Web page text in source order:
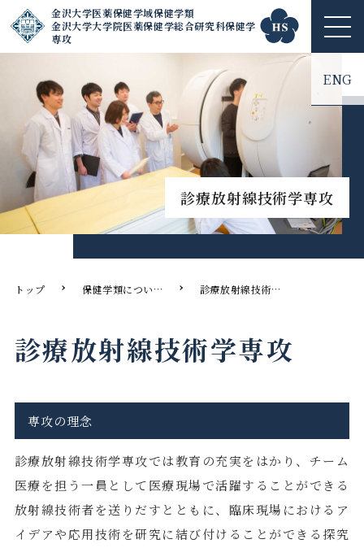
金沢大学医薬保健学域保健学類
金沢大学大学院医薬保健学総合研究科保健学
専攻
ME
NU
ENG
診療放射線技術学専攻
トップ 保健学類について 診療放射線技術学専攻
診療放射線技術学専攻
専攻の理念
診療放射線技術学専攻では教育の充実をはかり、チーム
医療を担う一員として医療現場で活躍することができる
放射線技術者を送りだすとともに、臨床現場におけるア
イデアや応用技術を研究に結び付けることができる探究